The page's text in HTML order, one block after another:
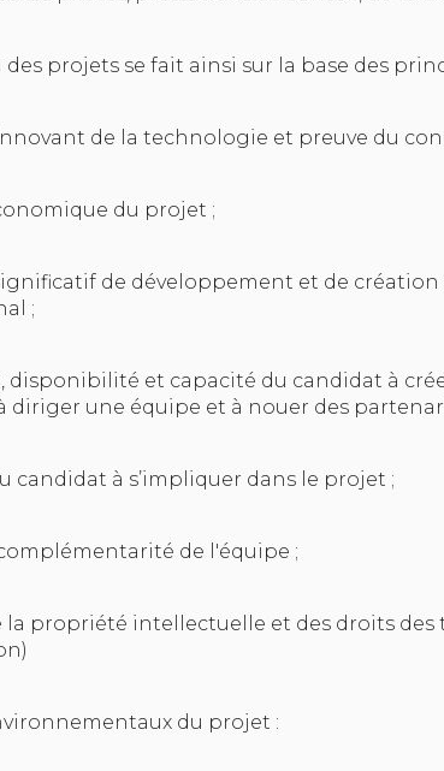
des projets se fait ainsi sur la base des
de la technologie et preuve du
du projet ;
de développement et de création
;
disponibilité et capacité du candidat à
diriger une équipe et à nouer des
candidat à s’impliquer dans le projet ;
de l'équipe ;
la propriété intellectuelle et des droits
du projet :